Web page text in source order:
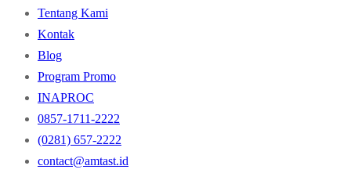
Tentang Kami
Kontak
Blog
Program Promo
INAPROC
0857-1711-2222
(0281) 657-2222
contact@amtast.id